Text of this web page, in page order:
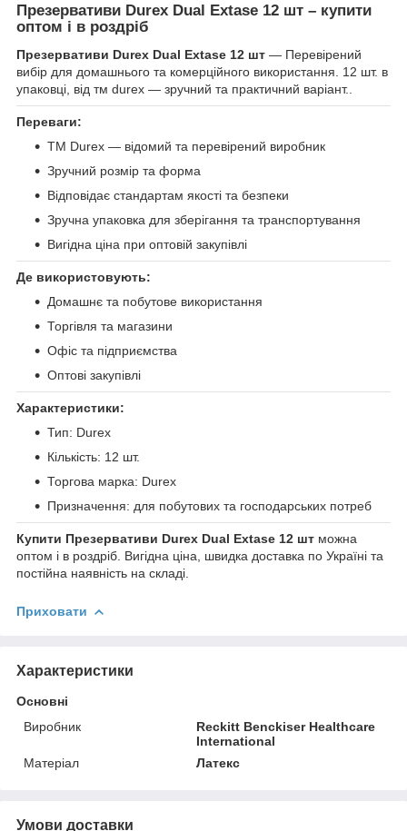
Презервативи Durex Dual Extase 12 шт – купити
оптом і в роздріб
Презервативи Durex Dual Extase 12 шт — Перевірений
вибір для домашнього та комерційного використання. 12 шт. в
упаковці, від тм durex — зручний та практичний варіант..
Переваги:
ТМ Durex — відомий та перевірений виробник
Зручний розмір та форма
Відповідає стандартам якості та безпеки
Зручна упаковка для зберігання та транспортування
Вигідна ціна при оптовій закупівлі
Де використовують:
Домашнє та побутове використання
Торгівля та магазини
Офіс та підприємства
Оптові закупівлі
Характеристики:
Тип: Durex
Кількість: 12 шт.
Торгова марка: Durex
Призначення: для побутових та господарських потреб
Купити Презервативи Durex Dual Extase 12 шт можна
оптом і в роздріб. Вигідна ціна, швидка доставка по Україні та
постійна наявність на складі.
Приховати
Характеристики
Основні
Виробник
Reckitt Benckiser Healthcare
International
Матеріал
Латекс
Умови доставки